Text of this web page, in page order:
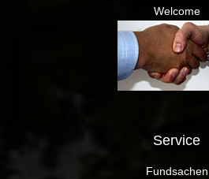
Welcome
Service
Fundsachen